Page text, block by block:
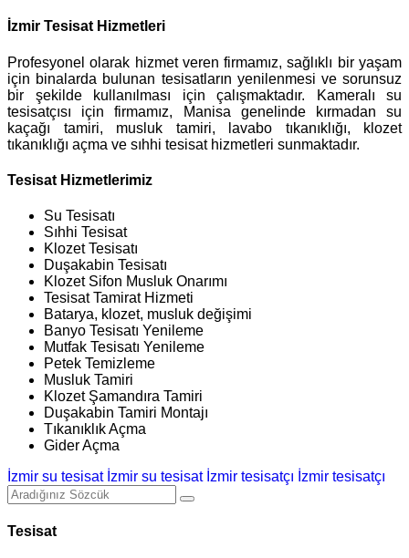
İzmir Tesisat Hizmetleri
Profesyonel olarak hizmet veren firmamız, sağlıklı bir yaşam
için binalarda bulunan tesisatların yenilenmesi ve sorunsuz
bir şekilde kullanılması için çalışmaktadır. Kameralı su
tesisatçısı için firmamız, Manisa genelinde kırmadan su
kaçağı tamiri, musluk tamiri, lavabo tıkanıklığı, klozet
tıkanıklığı açma ve sıhhi tesisat hizmetleri sunmaktadır.
Tesisat Hizmetlerimiz
Su Tesisatı
Sıhhi Tesisat
Klozet Tesisatı
Duşakabin Tesisatı
Klozet Sifon Musluk Onarımı
Tesisat Tamirat Hizmeti
Batarya, klozet, musluk değişimi
Banyo Tesisatı Yenileme
Mutfak Tesisatı Yenileme
Petek Temizleme
Musluk Tamiri
Klozet Şamandıra Tamiri
Duşakabin Tamiri Montajı
Tıkanıklık Açma
Gider Açma
İzmir su tesisat İzmir su tesisat İzmir tesisatçı İzmir tesisatçı
Tesisat